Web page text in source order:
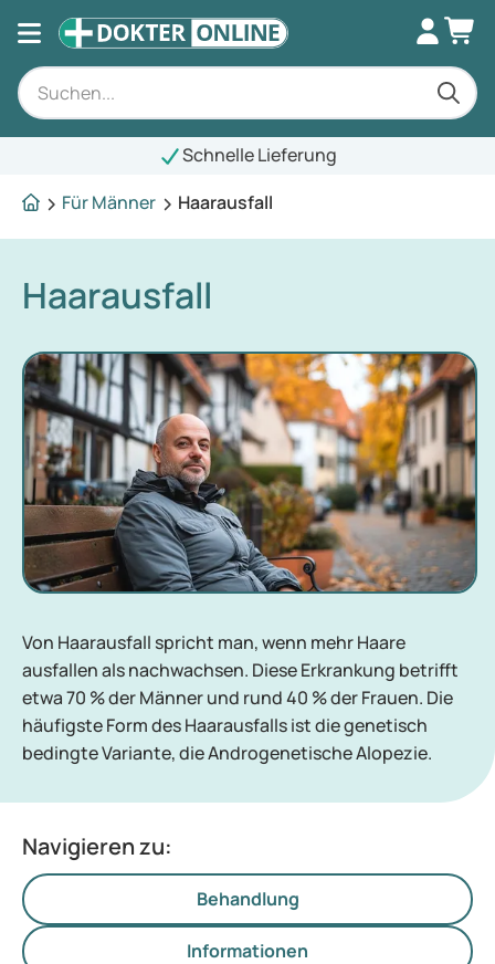
Schnelle Lieferung
Für Männer
Haarausfall
Haarausfall
Von Haarausfall spricht man, wenn mehr Haare
ausfallen als nachwachsen. Diese Erkrankung betrifft
etwa 70 % der Männer und rund 40 % der Frauen. Die
häufigste Form des Haarausfalls ist die genetisch
bedingte Variante, die Androgenetische Alopezie.
Navigieren zu:
Behandlung
Informationen